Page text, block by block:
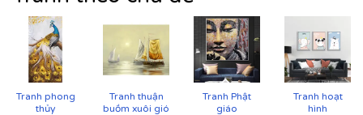
Cận cảnh tranh in trên chất liệu canvas công nghệ in
Tranh phong
thủy
Tranh thuận
buồm xuôi gió
Tranh Phật
giáo
Tranh hoạt
hình